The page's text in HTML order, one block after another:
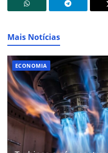
Mais Notícias
ECONOMIA